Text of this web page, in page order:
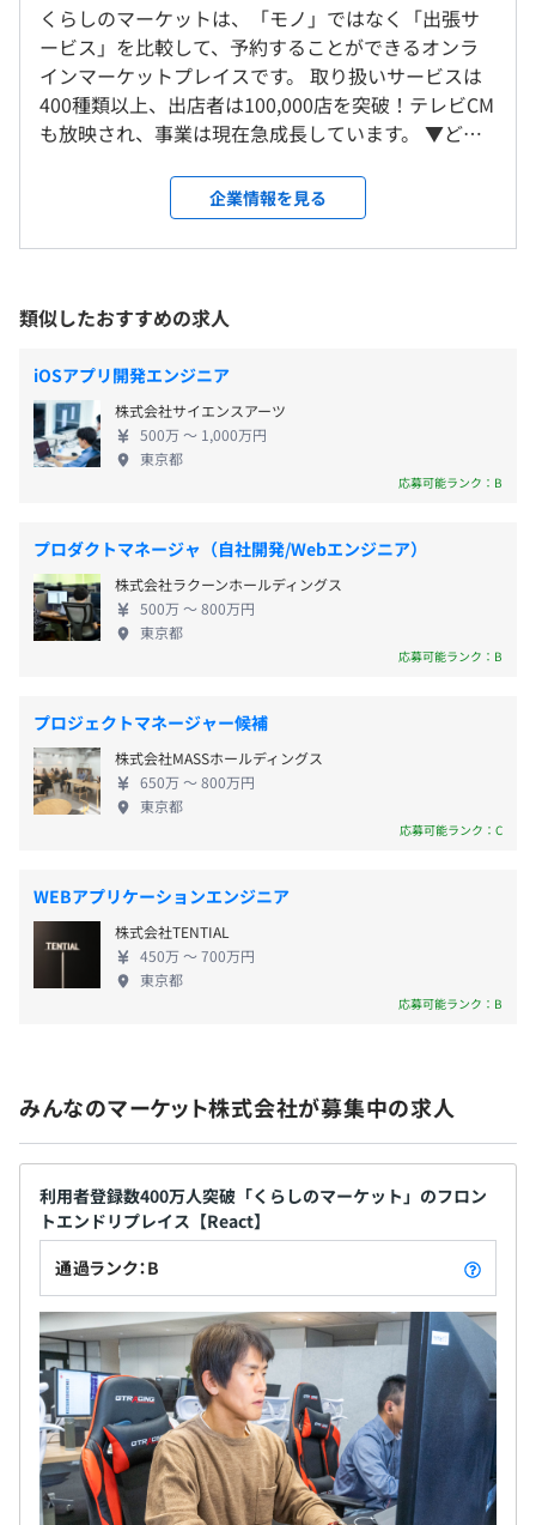
くらしのマーケット： https://curama.jp/
バックエンドエンジニアを入口として、フロントエンドや
インフラに挑戦しフルスタックを目指すことも可能です。
と、AWSで稼働している開発用インスタンス
じてアップグレード等も行っておりますので、一度ご相談
ください。
駆動開発、コーディング規約あり
Docker、Terraform、Ansible、Amazon ECS、Amazon
CloudWatch
Elasticsearch
GitLab Isuueを元に開発を進め、Gitでバージョン管理し
て、GitLab FlowでPull Requestベースな開発フローで
す。
CIはCircleCI、デプロイはAnsibleを使用しています。
インフラはAWSを使用しています。
エディタはPyCharmを使用しています。もちろん、Vimな
ど他のエディタを利用することもできます。
週1で行うミーティングのほか、ドキュメントやアウトプ
ットの場所としてQiita:Teamを導入して、チーム内の情報
共有をしています。
連絡はチャットツールのSlackをメインに使っています。
就業場所の変更範囲
＜雇入時＞
東京オフィス、その他会社が指定する場所
＜変更範囲＞
東京メトロ銀座線・半蔵門線「青山一丁目」駅 徒歩2分
都営大江戸線「青山一丁目」駅 徒歩2分
（※想定年収 は年収提示額を保証するものではありません）
休憩時間：休憩60分
・完全週休2日制（土日）
・年末年始休暇
・有給休暇（入社6ヶ月で10日付与、その後、1年毎に所
定の日数を付与）
・産前産後休業
・介護休暇
・慶弔休暇
・予防接種費用の会社負担
・書籍購入・イベント参加費用の会社負担
・Visa Application
・Free Japanese Lessons
■給与補足
・月給には定額時間外手当を含む（原則45時間分）
・時間外勤務手当、深夜残業手当、休日勤務手当あり
・賞与については、業績に応じて支給することがある
・通勤手当: 支給（上限 20,000円/月、1,000円/日）
給与改定あり：年2回
健康保険、厚生年金保険、介護保険、労働保険
くらしのマーケットは、「モノ」ではなく「出張サ
ービス」を比較して、予約することができるオンラ
インマーケットプレイスです。 取り扱いサービスは
400種類以上、出店者は100,000店を突破！テレビCM
も放映され、事業は現在急成長しています。 ▼どん
ように、くらしのマーケットでは、あらゆる「サー
ビス」が揃います。「サービス」を買えるマーケット
プレイス、それが『くらしのマーケット』です。 例
グ、引っ越し等の日常生活に必要なサービスを、顧
客の需要にあわせてご提供できる仕組みを作ってい
るんです。 引っ越しを例にとってみても、実際に見
積もりに来てもらうまで料金が分からず、安いのか
高いのかといった相場も不明瞭、そもそも信頼でき
る業者なのかもわからないという問題があります。
くらしのマーケットでは「オンラインで事前に料金
起きた時の保証」という３つのサービスを通じて、
お客様が「安心」して「サービス」を頼めるプラッ
トフォームを提供しています。 ▼会社のビジョン 正
直者が馬鹿を見ない世界を作る。 テスト前に必死で
勉強したのに、先輩から過去問をもらっていた友達
れている同期が昇進した… 世の中では、不条理なこ
とが起きます。でも、悪賢い人が得をして、正直な人
が損をする世界なんて嫌です。 私たちは、正直な人
が報われる世の中を作ります。 ▼会社のミッション
うに、これまで電話で頼むしかなかった「出張サー
ビス」に技術とアイディアを注入し、便利に、何で
も、頼むことができる世界をつくります。 サービス
の特徴として、サービスを探す手間や料金が見積も
トを開発し、そのプロダクトが集まったものが「く
らしのマーケット」です。 この大規模なプロダクト
「くらしのマーケット」の開発や運用、また、さら
に拡大するための複雑性を解消することは、技術や
プロダクトへの高い専門性が求められます。
企業情報を見る
類似したおすすめの求人
iOSアプリ開発エンジニア
株式会社サイエンスアーツ
500万 〜 1,000万円
東京都
応募可能ランク：B
プロダクトマネージャ（自社開発/Webエンジニア）
株式会社ラクーンホールディングス
500万 〜 800万円
東京都
応募可能ランク：B
プロジェクトマネージャー候補
株式会社MASSホールディングス
650万 〜 800万円
東京都
応募可能ランク：C
WEBアプリケーションエンジニア
株式会社TENTIAL
450万 〜 700万円
東京都
応募可能ランク：B
みんなのマーケット株式会社が募集中の求人
利用者登録数400万人突破「くらしのマーケット」のフロン
トエンドリプレイス【React】
通過ランク：B